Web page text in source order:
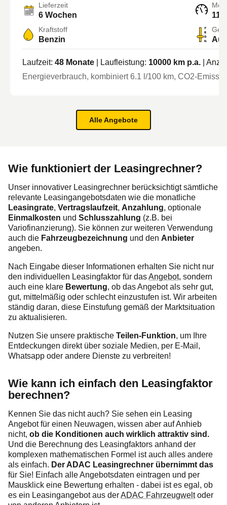
Lieferzeit
6 Wochen 114
Kraftstoff
Benzin
Laufzeit: 48 Monate | Laufleistung: 10000 km p.a.
|
Energieverbrauch, kombiniert6.1 l/100 km, CO2-
Alle Angebote
Wie funktioniert der Leasingrechner?
Unser innovativer Leasingrechner berücksichtigt sämtliche
relevante Leasingangebotsdaten wie die monatliche
Leasingrate, Vertragslaufzeit, Anzahlung, optionale
Einmalkosten und Schlusszahlung (z.B. bei
Variofinanzierung). Sie können zur weiteren Verwendung
auch die Fahrzeugbezeichnung und den Anbieter
angeben.
Nach Eingabe dieser Informationen erhalten Sie nicht nur
den individuellen Leasingfaktor für dasAngebot, sondern
auch eine klare Bewertung, ob das Angebot als sehr gut,
gut, mittelmäßig oder schlecht einzustufen ist. Wir arbeiten
ständig daran, diese Einstufung gemäß der Marktsituation
zu aktualisieren.
Nutzen Sie unsere praktische Teilen-Funktion, um Ihre
Entdeckungen direkt über soziale Medien, per E-Mail,
Whatsapp oder andere Dienste zu verbreiten!
Wie kann ich einfach den Leasingfaktor
berechnen?
Kennen Sie das nicht auch? Sie sehen ein Leasing
Angebot für einen Neuwagen, wissen aber auf Anhieb
nicht, ob die Konditionen auch wirklich attraktiv sind.
Und die Berechnung des Leasingfaktors anhand der
komplexen mathematischen Formel ist auch alles andere
als einfach. Der ADAC Leasingrechner übernimmt das
für Sie! Einfach alle Angebotsdaten eintragen und per
Mausklick eine Bewertung erhalten - dabei ist es egal, ob
es ein Leasingangebot aus derADAC Fahrzeugweltoder